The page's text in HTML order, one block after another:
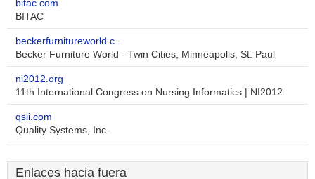
bitac.com
BITAC
beckerfurnitureworld.c..
Becker Furniture World - Twin Cities, Minneapolis, St. Paul
ni2012.org
11th International Congress on Nursing Informatics | NI2012
qsii.com
Quality Systems, Inc.
Enlaces hacia fuera